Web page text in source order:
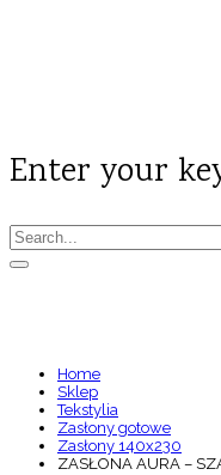
Enter your
Home
Sklep
Tekstylia
Zasłony gotowe
Zasłony 140x230
ZASŁONA AURA –